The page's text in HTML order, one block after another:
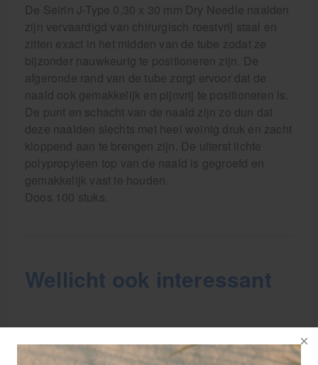
De Seirin J-Type 0,30 x 30 mm Dry Needle naalden
zijn vervaardigd van chirurgisch roestvrij staal en
zitten exact in het midden van de tube zodat ze
bijzonder nauwkeurig te positioneren zijn. De
afgeronde rand van de tube zorgt ervoor dat de
naald ook gemakkelijk en pijnvrij te positioneren is.
De punt en schacht van de naald zijn zo dun dat
deze naalden slechts met heel weinig druk en zacht
kloppend aan te brengen zijn. De uiterst lichte
polypropyleen top van de naald is gegroefd en
gemakkelijk vast te houden.
Doos 100 stuks.
Wellicht ook interessant